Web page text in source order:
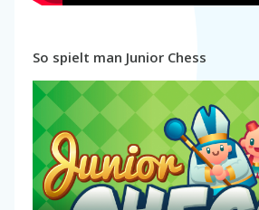
So spielt man Junior Chess